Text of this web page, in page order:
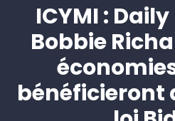
ICYMI :
Bobbie
bénéficieront